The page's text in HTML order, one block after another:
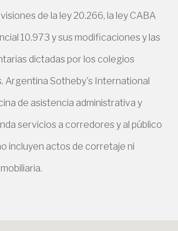
de la ley 20.266, la ley CABA
10.973 y sus modificaciones y las
dictadas por los colegios
Argentina Sotheby's International
de asistencia administrativa y
servicios a corredores y al público
incluyen actos de corretaje ni